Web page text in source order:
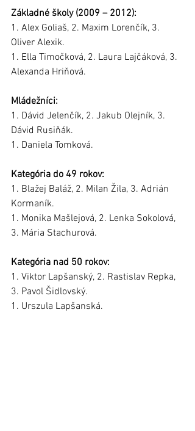
Základné školy (2009 – 2012):
1. Alex Goliaš, 2. Maxim Lorenčík, 3.
Oliver Alexik.
1. Ella Timočková, 2. Laura Lajčáková, 3.
Alexanda Hriňová.
Mládežníci:
1. Dávid Jelenčík, 2. Jakub Olejník, 3.
Dávid Rusiňák.
1. Daniela Tomková.
Kategória do 49 rokov:
1. Blažej Baláž, 2. Milan Žila, 3. Adrián
Kormaník.
1. Monika Mašlejová, 2. Lenka Sokolová,
3. Mária Stachurová.
Kategória nad 50 rokov:
1. Viktor Lapšanský, 2. Rastislav Repka,
3. Pavol Šidlovský.
1. Urszula Lapšanská.